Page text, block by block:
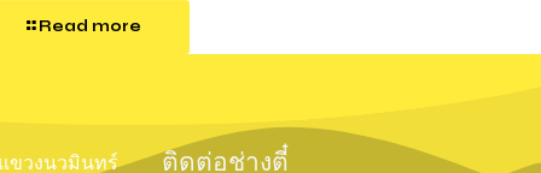
Read more
แขวงนวมินทร์ ติดต่อช่างตี๋